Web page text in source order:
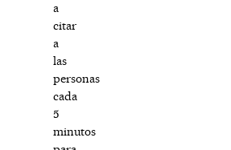
a
citar
a
las
personas
cada
5
minutos